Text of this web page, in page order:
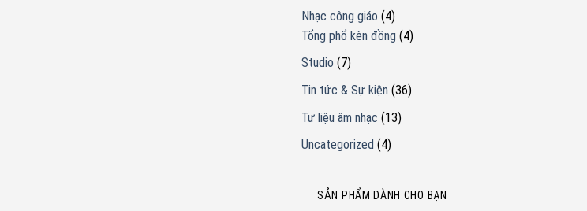
Nhạc công giáo (4)
Tổng phổ kèn đồng (4)
Studio (7)
Tin tức & Sự kiện (36)
Tư liệu âm nhạc (13)
Uncategorized (4)
SẢN PHẨM DÀNH CHO BẠN